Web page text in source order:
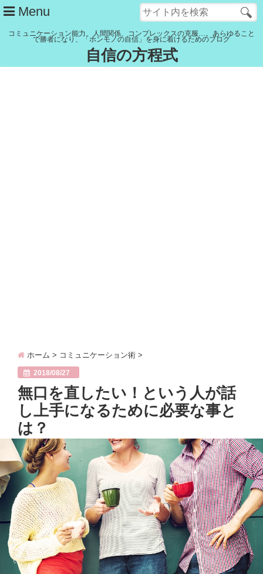
Menu
管理人紹介
コミュニケーション能力、人間関係、コンプレックスの克服…。あらゆること
で勝者になり、「ホンモノの自信」を身に着けるためのブログ
自信の方程式
ホーム > コミュニケーション術 >
2018/08/27
無口を直したい！という人が話
し上手になるために必要な事と
は？